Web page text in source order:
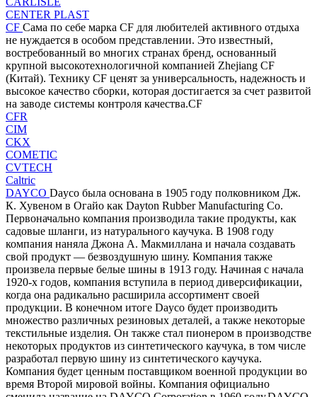
CENTER PLAST
CF Сама по себе марка CF для любителей активного отдыха
не нуждается в особом представлении. Это известный,
востребованный во многих странах бренд, основанный
крупной высокотехнологичной компанией Zhejiang CF
(Китай). Технику CF ценят за универсальность, надежность и
высокое качество сборки, которая достигается за счет развитой
на заводе системы контроля качества.CF
CFR
CIM
CKX
COMETIC
CVTECH
Caltric
DAYCO Dayco была основана в 1905 году полковником Дж.
К. Хувеном в Огайо как Dayton Rubber Manufacturing Co.
Первоначально компания производила такие продукты, как
садовые шланги, из натурального каучука. В 1908 году
компания наняла Джона А. Макмиллана и начала создавать
свой продукт — безвоздушную шину. Компания также
произвела первые белые шины в 1913 году. Начиная с начала
1920-х годов, компания вступила в период диверсификации,
когда она радикально расширила ассортимент своей
продукции. В конечном итоге Dayco будет производить
множество различных резиновых деталей, а также некоторые
текстильные изделия. Он также стал пионером в производстве
некоторых продуктов из синтетического каучука, в том числе
разработал первую шину из синтетического каучука.
Компания будет ценным поставщиком военной продукции во
время Второй мировой войны. Компания официально